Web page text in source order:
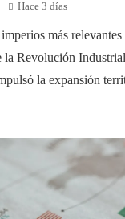
Hace 3 días
más
la Revolución
la expansión